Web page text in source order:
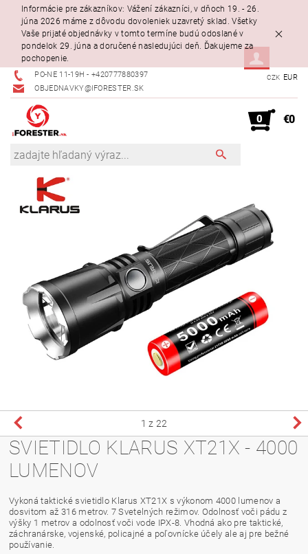
Informácie pre zákazníkov: Vážení zákazníci, v dňoch 19. - 26.
júna 2026 máme z dôvodu dovoleniek uzavretý sklad. Všetky
Vaše prijaté objednávky v tomto termíne budú odoslané v
pondelok 29. júna a doručené nasledujúci deň. Ďakujeme za
pochopenie.
PO-NE 11-19H - +420777880397
OBJEDNAVKY@IFORESTER.SK
CZK EUR
0 €0
1 z 22
SVIETIDLO KLARUS XT21X - 4000
LUMENOV
Vykoná taktické svietidlo Klarus XT21X s výkonom 4000 lumenov a
dosvitom až 316 metrov. 7 Svetelných režimov. Odolnosť voči pádu z
výšky 1 metrov a odolnosť voči vode IPX-8. Vhodná ako pre taktické,
záchranárske, vojenské, policajné a poľovnícke účely ale aj pre bežné
používanie.